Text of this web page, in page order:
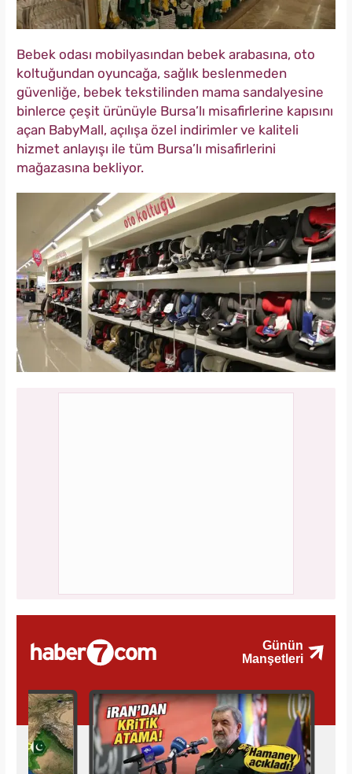
Bebek odası mobilyasından bebek arabasına, oto
koltuğundan oyuncağa, sağlık beslenmeden
güvenliğe, bebek tekstilinden mama sandalyesine
binlerce çeşit ürünüyle Bursa’lı misafirlerine kapısını
açan BabyMall, açılışa özel indirimler ve kaliteli
hizmet anlayışı ile tüm Bursa’lı misafirlerini
mağazasına bekliyor.